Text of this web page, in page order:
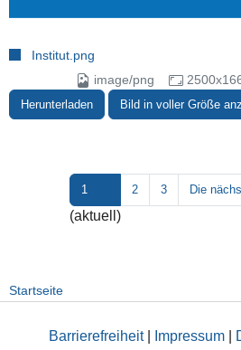
Institut.png
image/png
Herunterladen Bild in voller Größe
1
(aktuell)
2 3 Die
Startseite
Barrierefreiheit| Impressum